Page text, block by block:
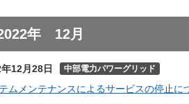
年 12月
12月28日 中部電力パワーグリッド
ムメンテナンスによるサービスの停止に